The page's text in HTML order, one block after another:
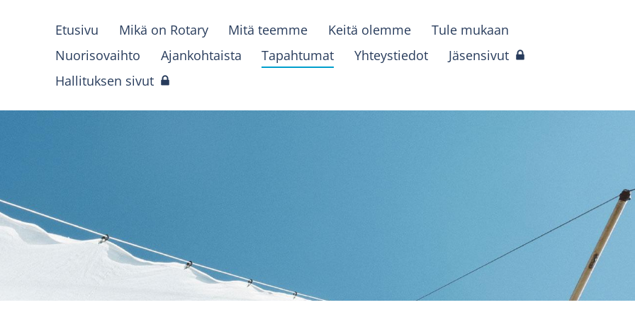
Etusivu Mikä on Rotary Mitä teemme Keitä olemme
Tule mukaan
Nuorisovaihto
Ajankohtaista Tapahtumat Yhteystiedot
Jäsensivut
Hallituksen sivut